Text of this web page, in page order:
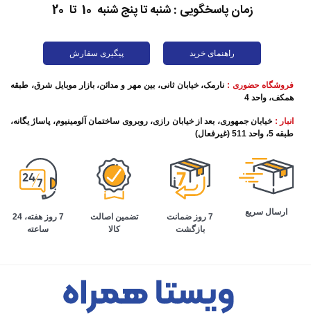
زمان پاسخگویی : شنبه تا پنج شنبه 10 تا 20
راهنمای خرید پیگیری سفارش
فروشگاه حضوری : نارمک، خیابان ثانی، بین مهر و مدائن، بازار موبایل شرق، طبقه
همکف، واحد 4
انبار : خیابان جمهوری، بعد از خیابان رازی، روبروی ساختمان آلومینیوم، پاساژ یگانه،
طبقه 5، واحد 511 (غیرفعال)
ارسال سریع
7 روز ضمانت
بازگشت
تضمین اصالت
کالا
7 روز هفته، 24
ساعته